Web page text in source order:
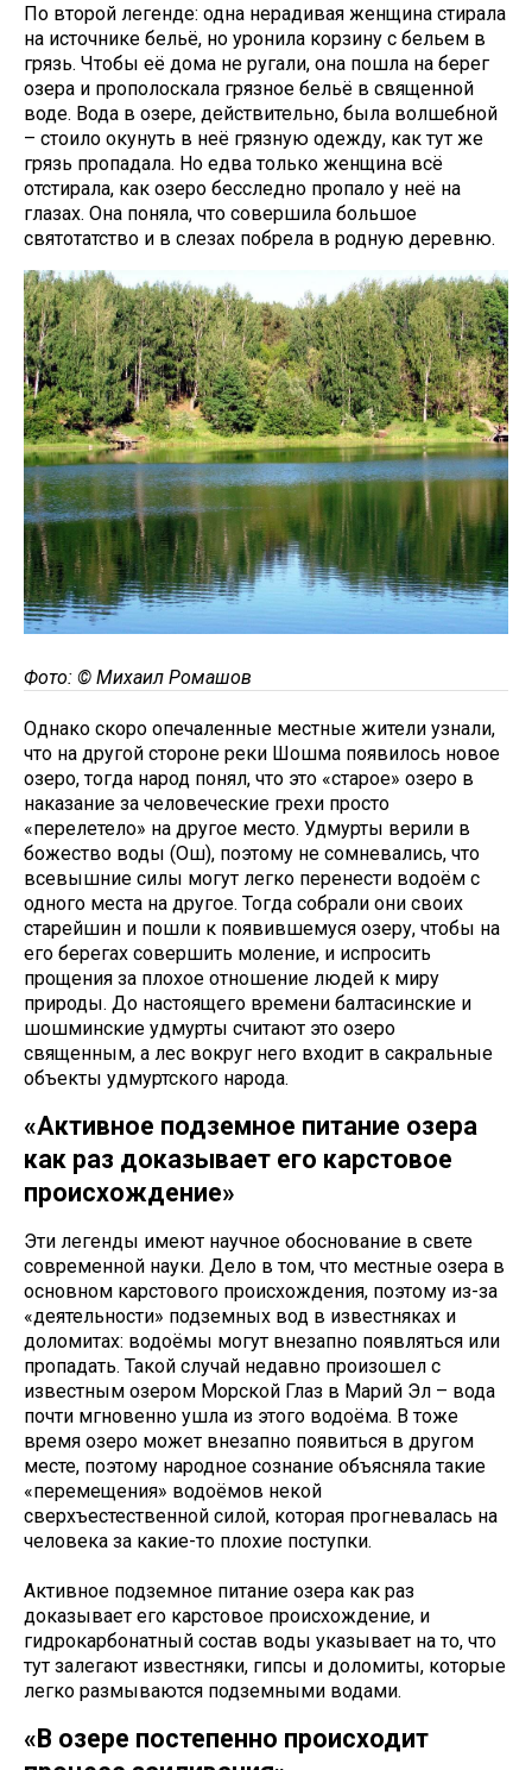
По второй легенде: одна нерадивая женщина стирала
на источнике бельё, но уронила корзину с бельем в
грязь. Чтобы её дома не ругали, она пошла на берег
озера и прополоскала грязное бельё в священной
воде. Вода в озере, действительно, была волшебной
– стоило окунуть в неё грязную одежду, как тут же
грязь пропадала. Но едва только женщина всё
отстирала, как озеро бесследно пропало у неё на
глазах. Она поняла, что совершила большое
святотатство и в слезах побрела в родную деревню.
Фото: © Михаил Ромашов
Однако скоро опечаленные местные жители узнали,
что на другой стороне реки Шошма появилось новое
озеро, тогда народ понял, что это «старое» озеро в
наказание за человеческие грехи просто
«перелетело» на другое место. Удмурты верили в
божество воды (Ош), поэтому не сомневались, что
всевышние силы могут легко перенести водоём с
одного места на другое. Тогда собрали они своих
старейшин и пошли к появившемуся озеру, чтобы на
его берегах совершить моление, и испросить
прощения за плохое отношение людей к миру
природы. До настоящего времени балтасинские и
шошминские удмурты считают это озеро
священным, а лес вокруг него входит в сакральные
объекты удмуртского народа.
«Активное подземное питание озера
как раз доказывает его карстовое
происхождение»
Эти легенды имеют научное обоснование в свете
современной науки. Дело в том, что местные озера в
основном карстового происхождения, поэтому из-за
«деятельности» подземных вод в известняках и
доломитах: водоёмы могут внезапно появляться или
пропадать. Такой случай недавно произошел с
известным озером Морской Глаз в Марий Эл – вода
почти мгновенно ушла из этого водоёма. В тоже
время озеро может внезапно появиться в другом
месте, поэтому народное сознание объясняла такие
«перемещения» водоёмов некой
сверхъестественной силой, которая прогневалась на
человека за какие-то плохие поступки.
Активное подземное питание озера как раз
доказывает его карстовое происхождение, и
гидрокарбонатный состав воды указывает на то, что
тут залегают известняки, гипсы и доломиты, которые
легко размываются подземными водами.
«В озере постепенно происходит